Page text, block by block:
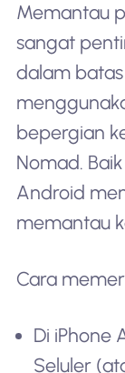
Memantau
sangat
dalam
bepergian
Nomad.
Android
memantau
Cara
Di iPhone
Seluler